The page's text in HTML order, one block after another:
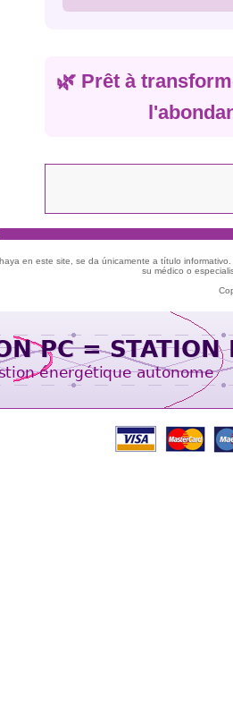
🌿 Prêt à
en este site, se da únicamente a título
su médico o